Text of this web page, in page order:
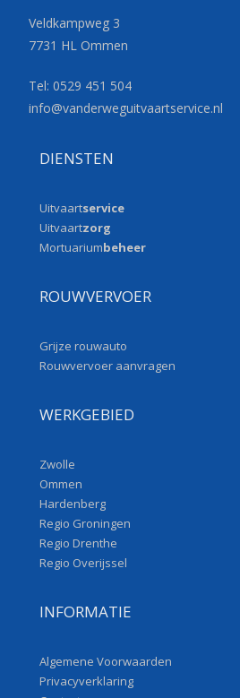
Veldkampweg 3
7731 HL Ommen
Tel: 0529 451 504
info@vanderweguitvaartservice.nl
DIENSTEN
Uitvaartservice
Uitvaartzorg
Mortuariumbeheer
ROUWVERVOER
Grijze rouwauto
Rouwvervoer aanvragen
WERKGEBIED
Zwolle
Ommen
Hardenberg
Regio Groningen
Regio Drenthe
Regio Overijssel
INFORMATIE
Algemene Voorwaarden
Privacyverklaring